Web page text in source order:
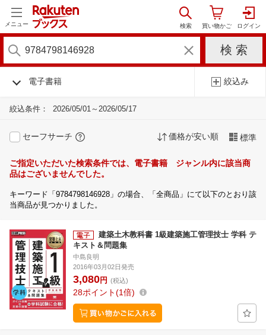
メニュー
電子書籍 絞込み
絞込条件： 2026/05/01～2026/05/17
セーフサーチ 価格が安い順 標準
ご指定いただいた検索条件では、電子書籍 ジャンル内に該当商
品はございませんでした。
キーワード「9784798146928」の場合、「全商品」にて以下のとおり該
当商品が見つかりました。
建築土木教科書 1級建築施工管理技士 学科 テ
キスト＆問題集
中島良明
2016年03月02日発売
3,080円 (税込)
28ポイント 1倍